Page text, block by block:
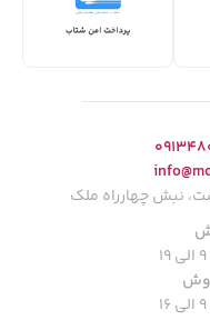
نبش چهارراه ملک